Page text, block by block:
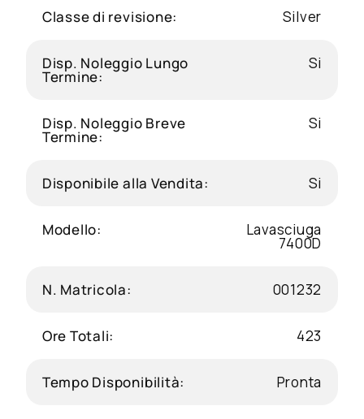
Classe di revisione: Silver
Disp. Noleggio Lungo
Termine:
Si
Disp. Noleggio Breve
Termine:
Si
Disponibile alla Vendita: Si
Modello: Lavasciuga
7400D
N. Matricola: 001232
Ore Totali: 423
Tempo Disponibilità: Pronta